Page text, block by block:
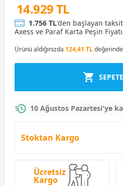
14.929 TL
1.756 TL'den başlayan taksit
Axess ve Paraf Karta Peşin
Ürünü aldığınızda 124,41 TLdeğerinde
10 Ağustos Pazartesi'ye
Stoktan Kargo
Ücretsiz
Kargo